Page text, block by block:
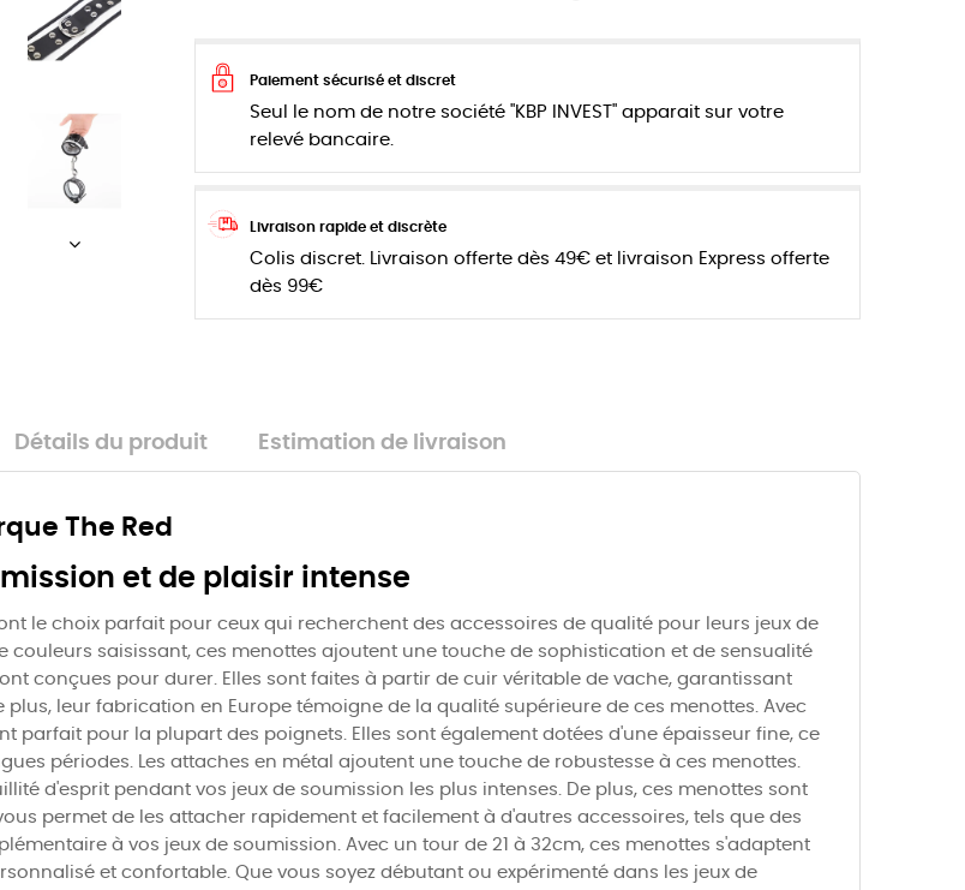
Paiement sécurisé et discret
Seul le nom de notre société "KBP INVEST" apparait sur votre
relevé bancaire.
Livraison rapide et discrète
Colis discret. Livraison offerte dès 49€ et livraison Express offerte
dès 99€
Détails du produit Estimation de livraison
The Red
et de plaisir intense
le choix parfait pour ceux qui recherchent des accessoires de qualité pour leurs jeux de
couleurs saisissant, ces menottes ajoutent une touche de sophistication et de sensualité
conçues pour durer. Elles sont faites à partir de cuir véritable de vache, garantissant
leur fabrication en Europe témoigne de la qualité supérieure de ces menottes. Avec
parfait pour la plupart des poignets. Elles sont également dotées d'une épaisseur fine, ce
périodes. Les attaches en métal ajoutent une touche de robustesse à ces menottes.
d'esprit pendant vos jeux de soumission les plus intenses. De plus, ces menottes sont
permet de les attacher rapidement et facilement à d'autres accessoires, tels que des
à vos jeux de soumission. Avec un tour de 21 à 32cm, ces menottes s'adaptent
et confortable. Que vous soyez débutant ou expérimenté dans les jeux de